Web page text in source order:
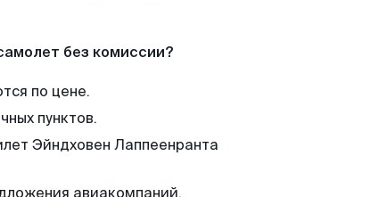
без комиссии?
по цене.
пунктов.
Эйндховен Лаппеенранта
авиакомпаний,